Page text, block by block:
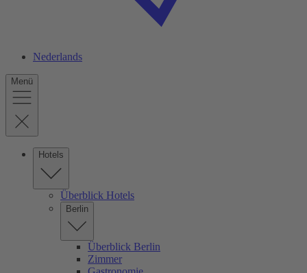
Nederlands
Menü
Hotels
Überblick Hotels
Berlin
Überblick Berlin
Zimmer